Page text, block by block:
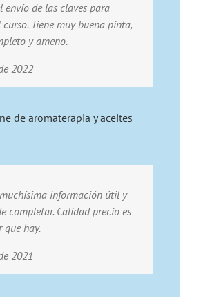
envío de las claves para
curso. Tiene muy buena pinta,
y ameno.
2022
de aromaterapia y aceites
información útil y
completar. Calidad precio es
que hay.
2021